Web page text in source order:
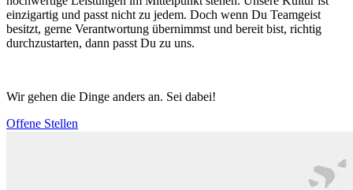
einzigartig und passt nicht zu jedem. Doch wenn Du Teamgeist
besitzt, gerne Verantwortung übernimmst und bereit bist, richtig
durchzustarten, dann passt Du zu uns.
Wir gehen die Dinge anders an. Sei dabei!
Offene Stellen